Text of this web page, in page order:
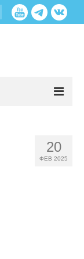
20
ФЕВ 2025